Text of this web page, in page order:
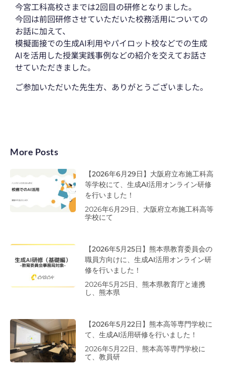
今宮工科高校さまでは2回目の研修となりました。
今回は前回研修させていただいた校務活用についての
お話に加えて、
模擬面接での生成AI利用やパイロット校などでの生成
AIを活用した授業実践事例などの紹介を交えてお話さ
せていただきました。
ご参加いただいた先生方、ありがとうございました。
More Posts
【2026年6月29日】大阪府立布施工科高
等学校にて、生成AI活用オンライン研修
を行いました！
2026年6月29日、大阪府立布施工科高等
学校にて
【2026年5月25日】熊本県教育委員会の
職員方向けに、生成AI活用オンライン研
修を行いました！
2026年5月25日、熊本県教育庁と連携
し、熊本県
【2026年5月22日】熊本高等専門学校に
て、生成AI活用研修を行いました！
2026年5月22日、熊本高等専門学校に
て、教員研